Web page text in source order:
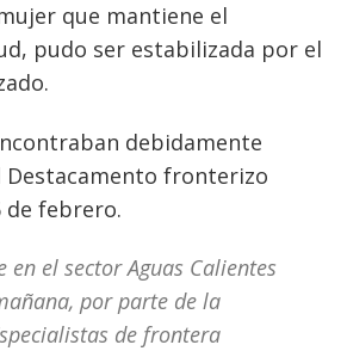
que mantiene el
pudo ser estabilizada por el
debidamente
Destacamento fronterizo
de febrero.
en el sector Aguas Calientes
por parte de la
de frontera